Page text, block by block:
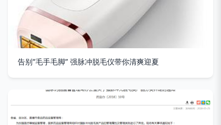
告别“毛手毛脚” 强脉冲脱毛仪带你清爽迎夏